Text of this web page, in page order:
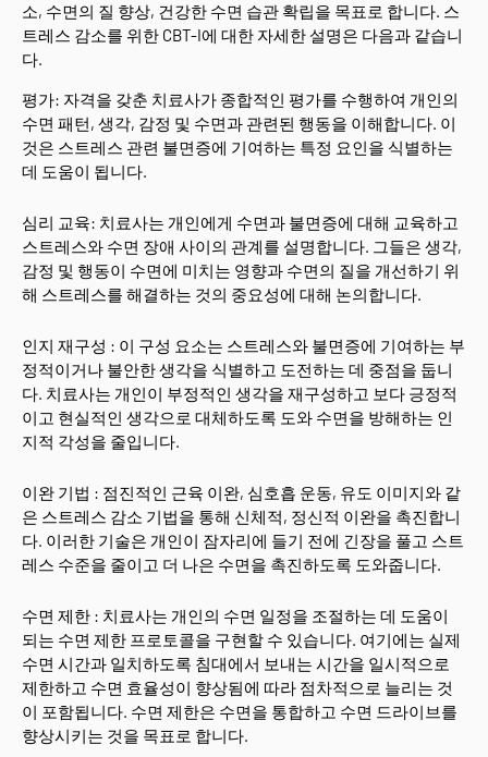
소, 수면의 질 향상, 건강한 수면 습관 확립을 목표로 합니다. 스
트레스 감소를 위한 CBT-I에 대한 자세한 설명은 다음과 같습니
다.
평가: 자격을 갖춘 치료사가 종합적인 평가를 수행하여 개인의
수면 패턴, 생각, 감정 및 수면과 관련된 행동을 이해합니다. 이
것은 스트레스 관련 불면증에 기여하는 특정 요인을 식별하는
데 도움이 됩니다.
심리 교육: 치료사는 개인에게 수면과 불면증에 대해 교육하고
스트레스와 수면 장애 사이의 관계를 설명합니다. 그들은 생각,
감정 및 행동이 수면에 미치는 영향과 수면의 질을 개선하기 위
해 스트레스를 해결하는 것의 중요성에 대해 논의합니다.
인지 재구성 : 이 구성 요소는 스트레스와 불면증에 기여하는 부
정적이거나 불안한 생각을 식별하고 도전하는 데 중점을 둡니
다. 치료사는 개인이 부정적인 생각을 재구성하고 보다 긍정적
이고 현실적인 생각으로 대체하도록 도와 수면을 방해하는 인
지적 각성을 줄입니다.
이완 기법 : 점진적인 근육 이완, 심호흡 운동, 유도 이미지와 같
은 스트레스 감소 기법을 통해 신체적, 정신적 이완을 촉진합니
다. 이러한 기술은 개인이 잠자리에 들기 전에 긴장을 풀고 스트
레스 수준을 줄이고 더 나은 수면을 촉진하도록 도와줍니다.
수면 제한 : 치료사는 개인의 수면 일정을 조절하는 데 도움이
되는 수면 제한 프로토콜을 구현할 수 있습니다. 여기에는 실제
수면 시간과 일치하도록 침대에서 보내는 시간을 일시적으로
제한하고 수면 효율성이 향상됨에 따라 점차적으로 늘리는 것
이 포함됩니다. 수면 제한은 수면을 통합하고 수면 드라이브를
향상시키는 것을 목표로 합니다.